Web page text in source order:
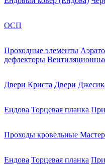
ОСП
Проходные элементы
дефлекторы
Двери Криста Двери
Ендова Торцевая планка
Проходы кровельные
Ендова Торцевая планка